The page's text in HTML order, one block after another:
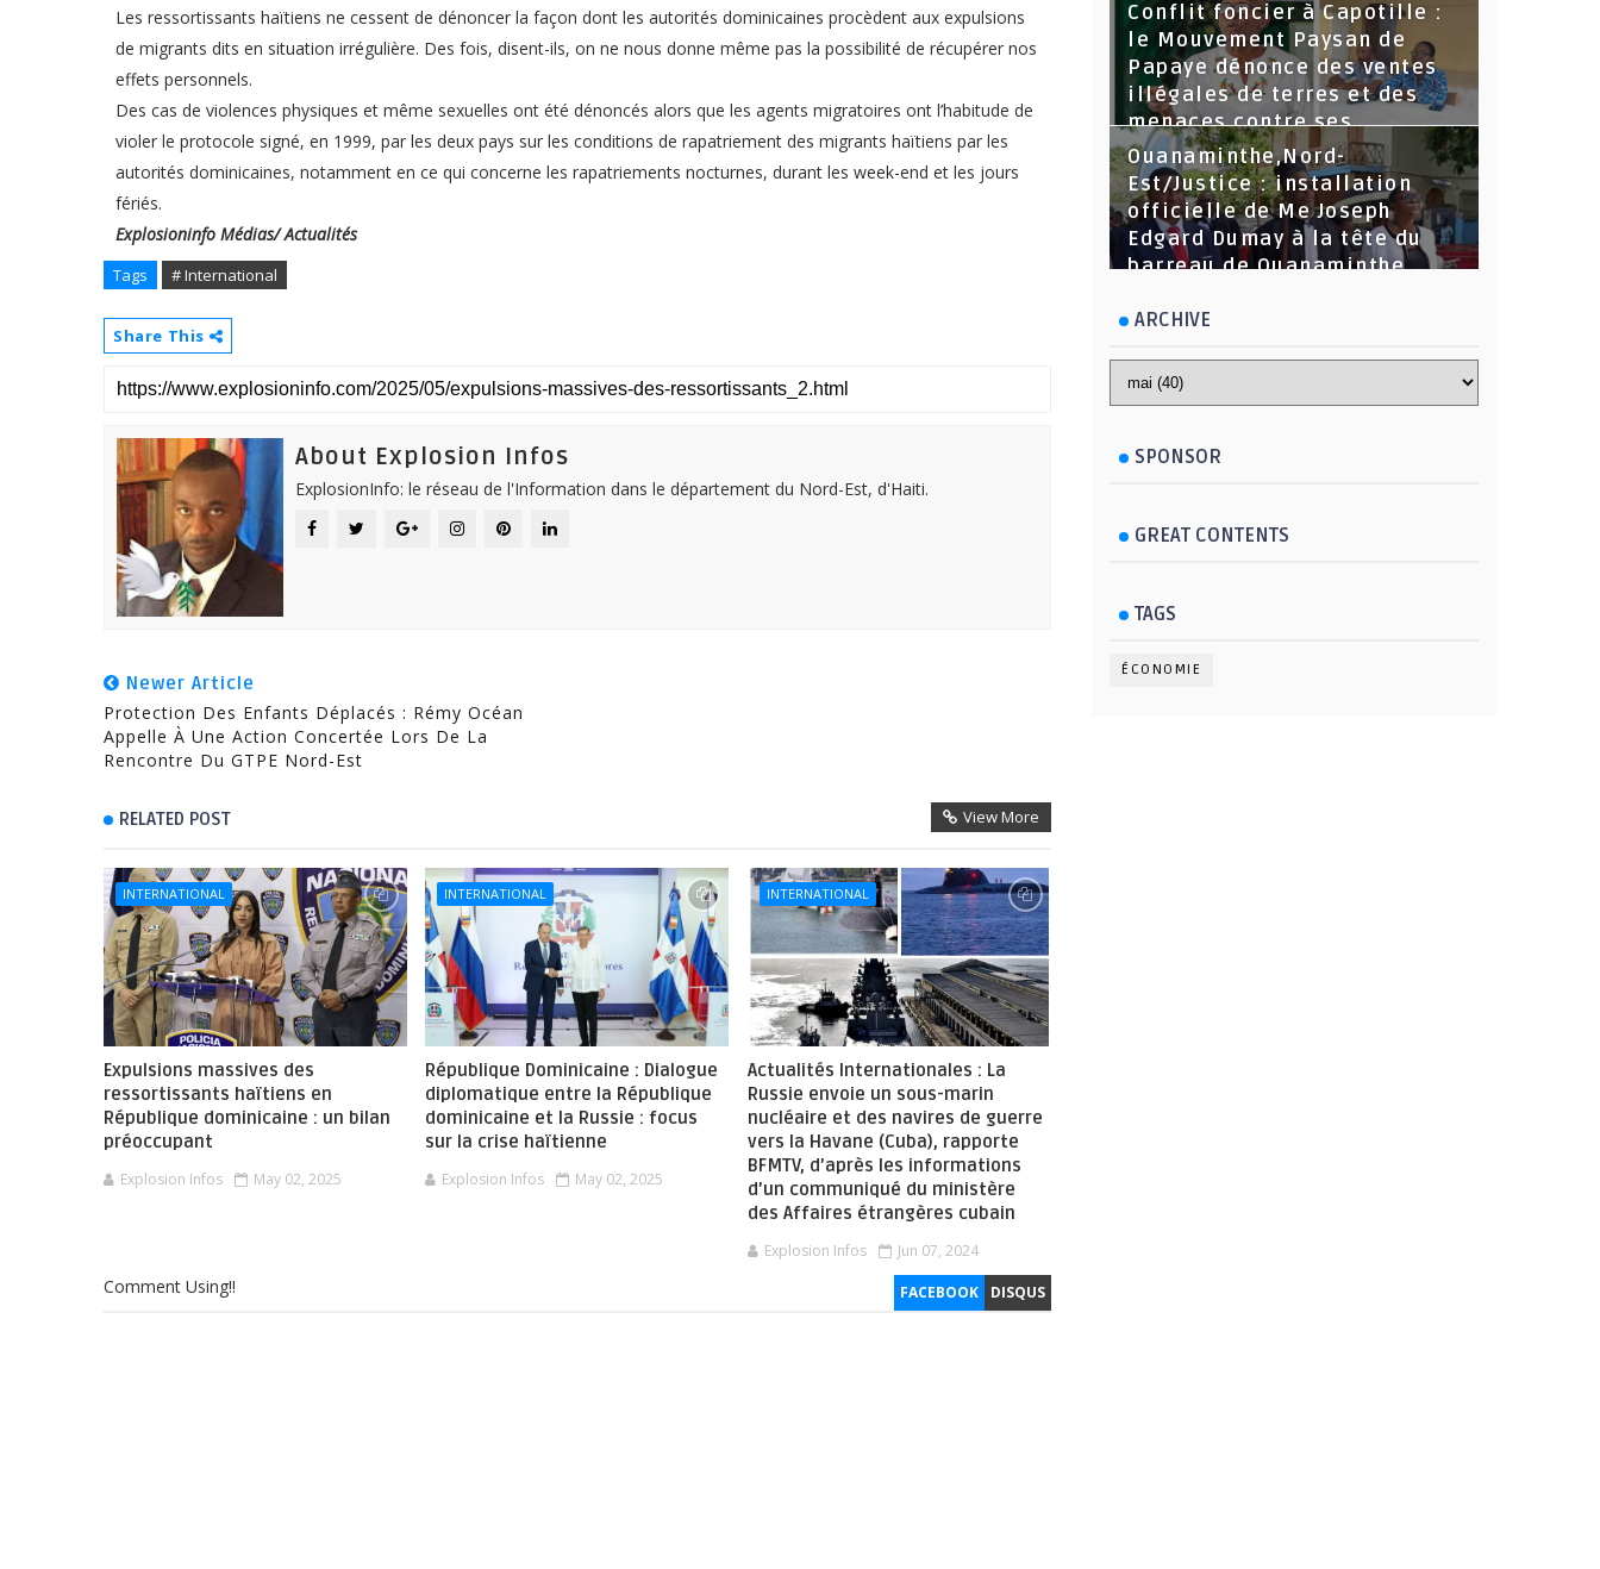
Les ressortissants haïtiens ne cessent de dénoncer la façon dont les autorités dominicaines procèdent aux expulsions
de migrants dits en situation irrégulière. Des fois, disent-ils, on ne nous donne même pas la possibilité de récupérer nos
effets personnels.
Des cas de violences physiques et même sexuelles ont été dénoncés alors que les agents migratoires ont l’habitude de
violer le protocole signé, en 1999, par les deux pays sur les conditions de rapatriement des migrants haïtiens par les
autorités dominicaines, notamment en ce qui concerne les rapatriements nocturnes, durant les week-end et les jours
fériés.
Explosioninfo Médias/ Actualités
Tags # International
Share This
About Explosion Infos
ExplosionInfo: le réseau de l'Information dans le département du Nord-Est, d'Haiti.
Newer Article
Protection Des Enfants Déplacés : Rémy Océan
Appelle À Une Action Concertée Lors De La
Rencontre Du GTPE Nord-Est
RELATED POST View More
INTERNATIONAL
Expulsions massives des
ressortissants haïtiens en
République dominicaine : un bilan
préoccupant
Explosion Infos May 02, 2025
INTERNATIONAL
République Dominicaine : Dialogue
diplomatique entre la République
dominicaine et la Russie : focus
sur la crise haïtienne
Explosion Infos May 02, 2025
INTERNATIONAL
Actualités Internationales : La
Russie envoie un sous-marin
nucléaire et des navires de guerre
vers la Havane (Cuba), rapporte
BFMTV, d’après les informations
d’un communiqué du ministère
des Affaires étrangères cubain
Explosion Infos Jun 07, 2024
FACEBOOK DISQUS
Comment Using!!
Conflit foncier à Capotille :
le Mouvement Paysan de
Papaye dénonce des ventes
illégales de terres et des
menaces contre ses
dirigeants
Ouanaminthe,Nord-
Est/Justice : installation
officielle de Me Joseph
Edgard Dumay à la tête du
barreau de Ouanaminthe.
ARCHIVE
SPONSOR
GREAT CONTENTS
TAGS
ÉCONOMIE